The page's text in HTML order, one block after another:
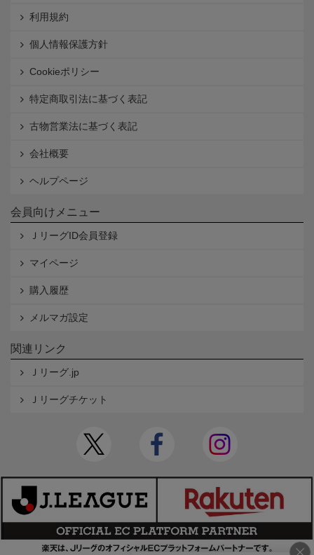
利用規約
個人情報保護方針
Cookieポリシー
特定商取引法に基づく表記
古物営業法に基づく表記
会社概要
ヘルプページ
会員向けメニュー
ＪリーグID会員登録
マイページ
購入履歴
メルマガ設定
関連リンク
Ｊリーグ.jp
Ｊリーグチケット